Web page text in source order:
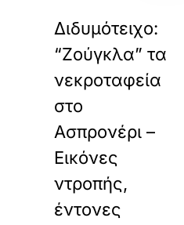
Διδυμότειχο:
“Ζούγκλα” τα
νεκροταφεία
στο
Ασπρονέρι –
Εικόνες
ντροπής,
έντονες